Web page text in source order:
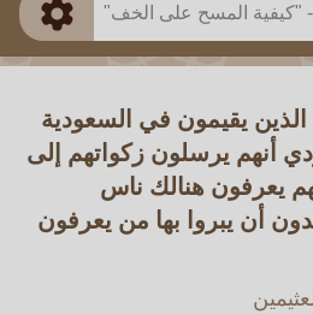
الذين يقيمون في السعودية
أنهم يرسلون زكواتهم إلى
يعرفون هنالك ناس
أن يبروا بها من يعرفون